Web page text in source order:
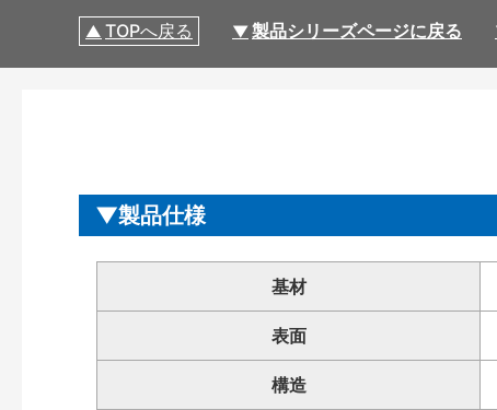
TOPへ戻る 製品シリーズページに戻る
製品仕様
基材
表面
構造